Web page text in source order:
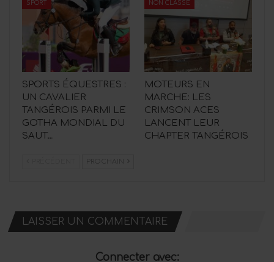
SPORT
SPORTS ÉQUESTRES :
UN CAVALIER
TANGÉROIS PARMI LE
GOTHA MONDIAL DU
SAUT…
NON CLASSÉ
MOTEURS EN
MARCHE: LES
CRIMSON ACES
LANCENT LEUR
CHAPTER TANGÉROIS
PROCHAIN
LAISSER UN COMMENTAIRE
Connecter avec: